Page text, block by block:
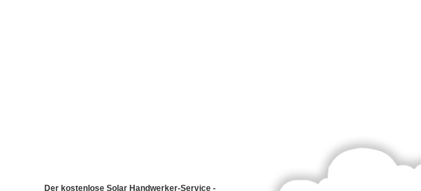
Der kostenlose Solar Handwerker-Service -